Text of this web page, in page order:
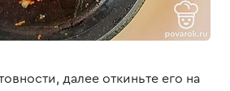
далее откиньте его на